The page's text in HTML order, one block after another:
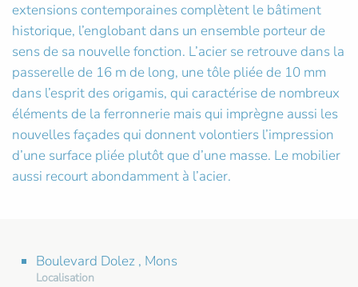
extensions contemporaines complètent le bâtiment
historique, l’englobant dans un ensemble porteur de
sens de sa nouvelle fonction. L’acier se retrouve dans la
passerelle de 16 m de long, une tôle pliée de 10 mm
dans l’esprit des origamis, qui caractérise de nombreux
éléments de la ferronnerie mais qui imprègne aussi les
nouvelles façades qui donnent volontiers l’impression
d’une surface pliée plutôt que d’une masse. Le mobilier
aussi recourt abondamment à l’acier.
Boulevard Dolez , Mons
Localisation